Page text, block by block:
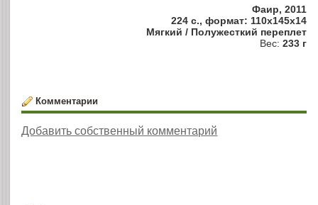
Фаир, 2011
224 с., формат: 110x145x14
Мягкий / Полужесткий переплет
Вес: 233 г
Комментарии
Добавить собственный комментарий